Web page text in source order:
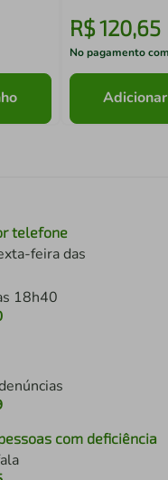
R$120,65
No pagamento
telefone
feira das
18h40
com deficiência